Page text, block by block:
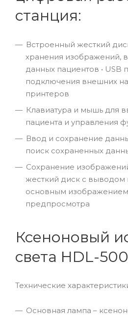
станция:
Встроенный жесткий
хранения изображений,
данных пациентов • USB
подключения внешних
принтеров
Клавиатура и мышь для
пациента и управления
Ввод и сохранение
поиск сохраненных
Сохранение
жесткий диск с выводом
основным
предпросмотра
Ксеноновый
света HDL-
Технические
Основная лампа –